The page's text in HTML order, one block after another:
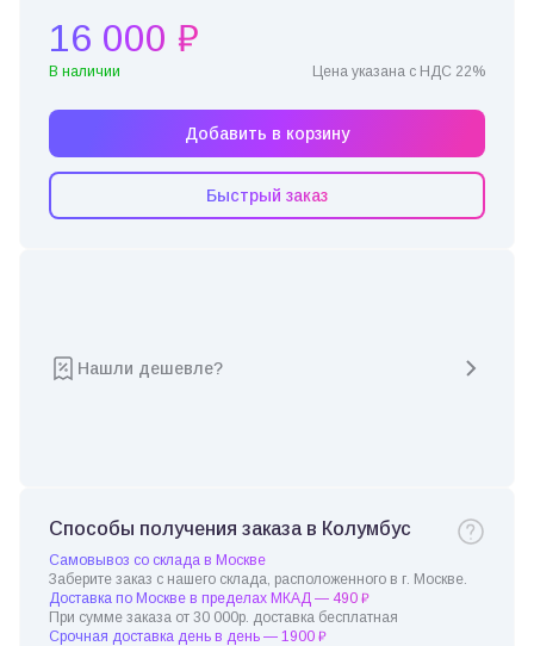
16 000 ₽
В наличии Цена указана с НДС 22%
Добавить в корзину
Быстрый заказ
Нашли дешевле?
Способы получения заказа в Колумбус
Самовывоз со склада в Москве
Заберите заказ с нашего склада, расположенного в г. Москве.
Доставка по Москве в пределах МКАД — 490 ₽
При сумме заказа от 30 000р. доставка бесплатная
Срочная доставка день в день — 1900 ₽